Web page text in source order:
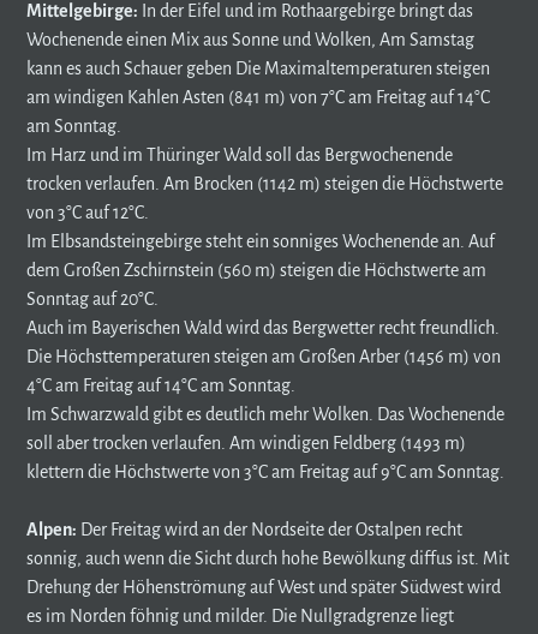
Mittelgebirge: In der Eifel und im Rothaargebirge bringt das
Wochenende einen Mix aus Sonne und Wolken, Am Samstag
kann es auch Schauer geben Die Maximaltemperaturen steigen
am windigen Kahlen Asten (841 m) von 7°C am Freitag auf 14°C
am Sonntag.
Im Harz und im Thüringer Wald soll das Bergwochenende
trocken verlaufen. Am Brocken (1142 m) steigen die Höchstwerte
von 3°C auf 12°C.
Im Elbsandsteingebirge steht ein sonniges Wochenende an. Auf
dem Großen Zschirnstein (560 m) steigen die Höchstwerte am
Sonntag auf 20°C.
Auch im Bayerischen Wald wird das Bergwetter recht freundlich.
Die Höchsttemperaturen steigen am Großen Arber (1456 m) von
4°C am Freitag auf 14°C am Sonntag.
Im Schwarzwald gibt es deutlich mehr Wolken. Das Wochenende
soll aber trocken verlaufen. Am windigen Feldberg (1493 m)
klettern die Höchstwerte von 3°C am Freitag auf 9°C am Sonntag.
Alpen: Der Freitag wird an der Nordseite der Ostalpen recht
sonnig, auch wenn die Sicht durch hohe Bewölkung diffus ist. Mit
Drehung der Höhenströmung auf West und später Südwest wird
es im Norden föhnig und milder. Die Nullgradgrenze liegt